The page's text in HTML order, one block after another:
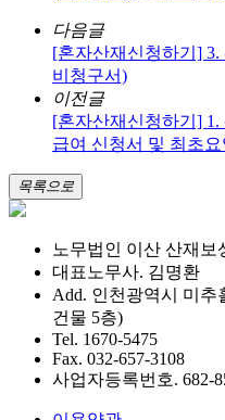
다음글
[혼자산재신청하기]
비청구서)
이전글
[혼자산재신청하기]
급여 신청서 및 최초
목록으로
노무법인 이산 산재보
대표노무사. 김명환
Add. 인천광역시 미추
건물 5층)
Tel. 1670-5475
Fax. 032-657-3108
사업자등록번호. 682-